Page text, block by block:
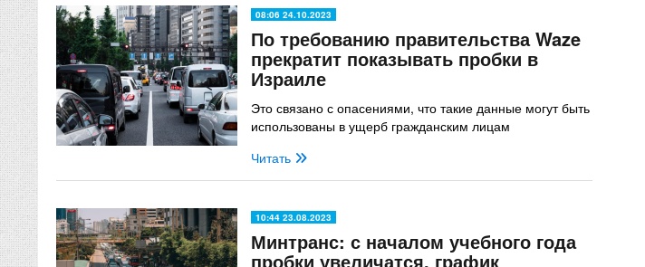
08:06 24.10.2023
По требованию правительства Waze
прекратит показывать пробки в
Израиле
Это связано с опасениями, что такие данные могут быть
использованы в ущерб гражданским лицам
Читать
10:44 23.08.2023
Минтранс: с началом учебного года
пробки увеличатся, график